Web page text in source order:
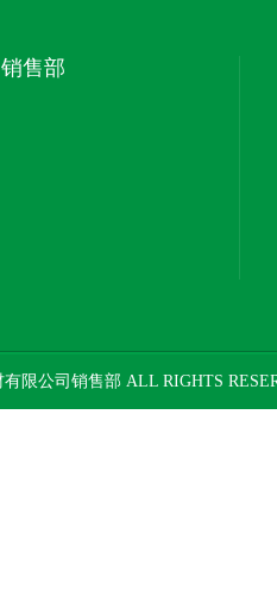
售部
限公司销售部 ALL RIGHTS